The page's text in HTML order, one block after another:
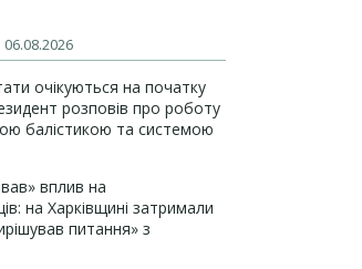
06.08.2026
очікуються на початку
розповів про роботу
балістикою та системою
вплив на
на Харківщині затримали
питання» з